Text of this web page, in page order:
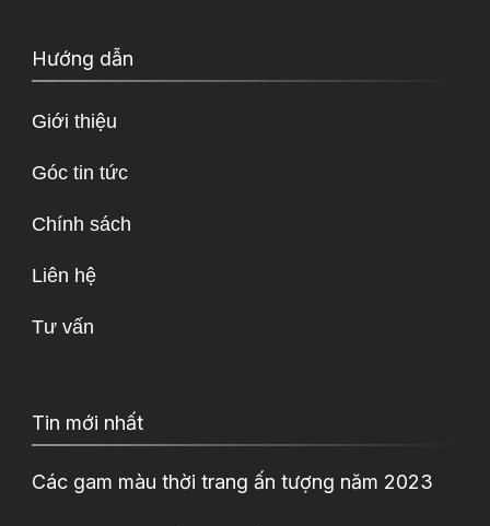
Hướng dẫn
Giới thiệu
Góc tin tức
Chính sách
Liên hệ
Tư vấn
Tin mới nhất
Các gam màu thời trang ấn tượng năm 2023